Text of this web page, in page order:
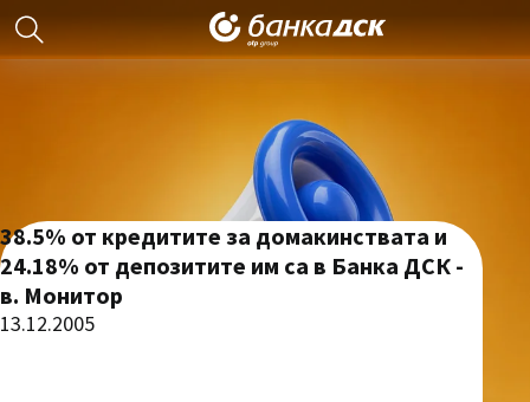
38.5% от кредитите за домакинствата и
24.18% от депозитите им са в Банка ДСК -
в. Монитор
13.12.2005